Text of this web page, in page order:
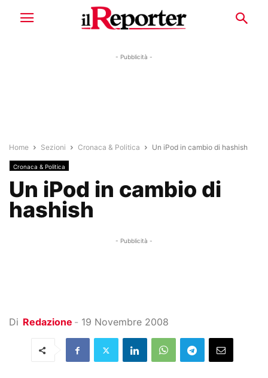
- Pubblicità -
Home Sezioni Cronaca & Politica Un iPod in cambio di hashish
Cronaca & Politica
Un iPod in cambio di
hashish
- Pubblicità -
Di Redazione - 19 Novembre 2008